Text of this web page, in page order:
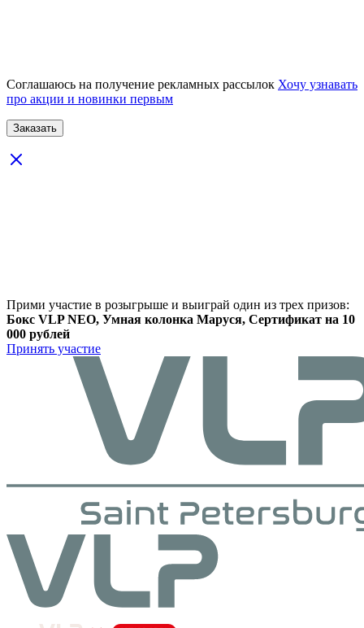
Соглашаюсь на получение рекламных рассылок Хочу узнавать
про акции и новинки первым
Прими участие в розыгрыше и выиграй один из трех призов:
Бокс VLP NEO, Умная колонка Маруся, Сертификат на 10
000 рублей
Принять участие